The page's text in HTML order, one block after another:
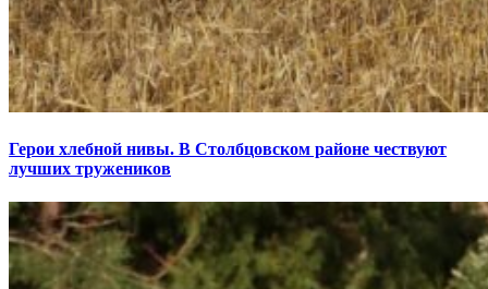
Герои хлебной нивы. В Столбцовском районе чествуют
лучших тружеников